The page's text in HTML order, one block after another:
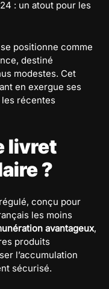
: un atout pour les
se positionne comme
destiné
modestes. Cet
en exergue ses
les récentes
livret
?
conçu pour
les moins
avantageux,
produits
l’accumulation
sécurisé.